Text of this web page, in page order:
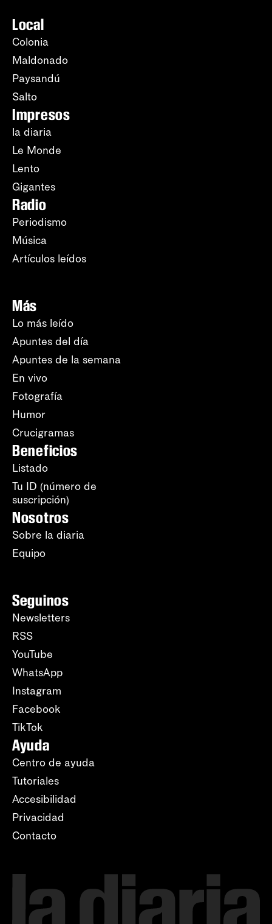
Local
Colonia
Maldonado
Paysandú
Salto
Impresos
la diaria
Le Monde
Lento
Gigantes
Radio
Periodismo
Música
Artículos leídos
Más
Lo más leído
Apuntes del día
Apuntes de la semana
En vivo
Fotografía
Humor
Crucigramas
Beneficios
Listado
Tu ID (número de
suscripción)
Nosotros
Sobre la diaria
Equipo
Seguinos
Newsletters
RSS
YouTube
WhatsApp
Instagram
Facebook
TikTok
Ayuda
Centro de ayuda
Tutoriales
Accesibilidad
Privacidad
Contacto